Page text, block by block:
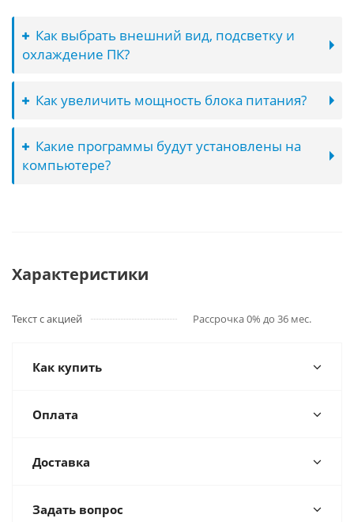
Как выбрать внешний вид, подсветку и
охлаждение ПК?
Как увеличить мощность блока питания?
Какие программы будут установлены на
компьютере?
Характеристики
Текст с акцией Рассрочка 0% до 36 мес.
Как купить
Оплата
Доставка
Задать вопрос